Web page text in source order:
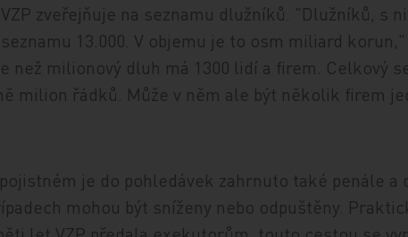
zveřejňuje na seznamu dlužníků. "Dlužníků, s
13.000. V objemu je to osm miliard korun,"
než milionový dluh má 1300 lidí a firem. Celkový
milion řádků. Může v něm ale být několik firem
je do pohledávek zahrnuto také penále a
mohou být sníženy nebo odpuštěny.